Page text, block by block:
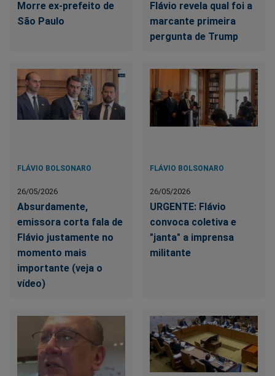
Morre ex-prefeito de
São Paulo
Flávio revela qual foi a
marcante primeira
pergunta de Trump
FLÁVIO BOLSONARO
26/05/2026
Absurdamente,
emissora corta fala de
Flávio justamente no
momento mais
importante (veja o
vídeo)
FLÁVIO BOLSONARO
26/05/2026
URGENTE: Flávio
convoca coletiva e
"janta" a imprensa
militante